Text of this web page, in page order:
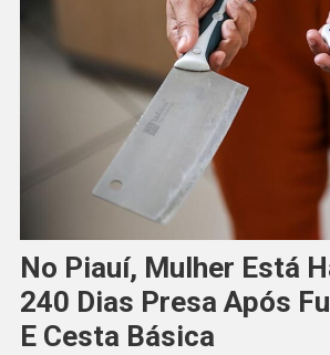
No Piauí, Mulher Está
240 Dias Presa Após
E Cesta Básica